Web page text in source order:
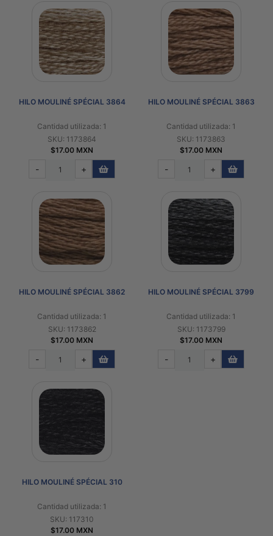
HILO MOULINÉ SPÉCIAL 3864
Cantidad utilizada: 1
SKU: 1173864
$17.00 MXN
- +
HILO MOULINÉ SPÉCIAL 3863
Cantidad utilizada: 1
SKU: 1173863
$17.00 MXN
- +
HILO MOULINÉ SPÉCIAL 3862
Cantidad utilizada: 1
SKU: 1173862
$17.00 MXN
- +
HILO MOULINÉ SPÉCIAL 3799
Cantidad utilizada: 1
SKU: 1173799
$17.00 MXN
- +
HILO MOULINÉ SPÉCIAL 310
Cantidad utilizada: 1
SKU: 117310
$17.00 MXN